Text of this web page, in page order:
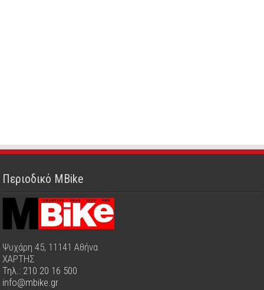
Περιοδικό MBike
Ψυχάρη 45, 11141 Αθήνα
ΧΑΡΤΗΣ
Τηλ.: 210 20 16 500
info@mbike.gr